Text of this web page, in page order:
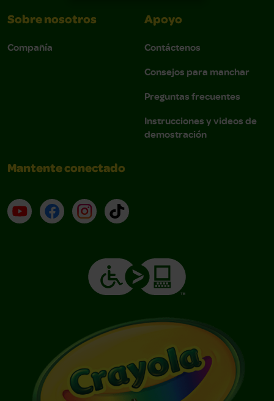
Sobre nosotros
Compañía
Apoyo
Contáctenos
Consejos para manchar
Preguntas frecuentes
Instrucciones y videos de
demostración
Mantente conectado
YouTube (en inglés)
Facebook (en inglés)
Instagram (en inglés)
TikTok